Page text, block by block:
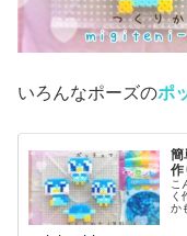
いろんなポーズのポ
簡
作
こ
く
か